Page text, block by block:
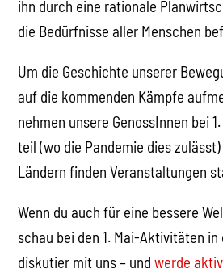
ihn durch eine rationale
die Bedürfnisse aller Menschen
Um die Geschichte unserer
auf die kommenden Kämpfe
nehmen unsere GenossInnen bei
teil (wo die Pandemie dies
Ländern finden Veranstaltungen
Wenn du auch für eine bessere
schau bei den 1. Mai-Aktivitäten in
diskutier mit uns – und werde aktiv